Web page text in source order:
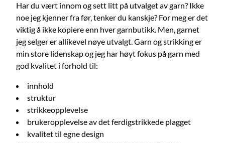
Har du vært innom og sett litt på utvalget av garn? Ikke
noe jeg kjenner fra før, tenker du kanskje? For meg er det
viktig å ikke kopiere enn hver garnbutikk. Men, garnet
jeg selger er allikevel nøye utvalgt. Garn og strikking er
min store lidenskap og jeg har høyt fokus på garn med
god kvalitet i forhold til:
innhold
struktur
strikkeopplevelse
brukeropplevelse av det ferdigstrikkede plagget
kvalitet til egne design